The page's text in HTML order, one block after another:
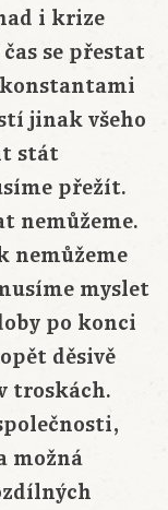
i krize
se přestat
jinak všeho
stát
přežít.
nemůžeme.
nemůžeme
myslet
po konci
děsivě
troskách.
možná